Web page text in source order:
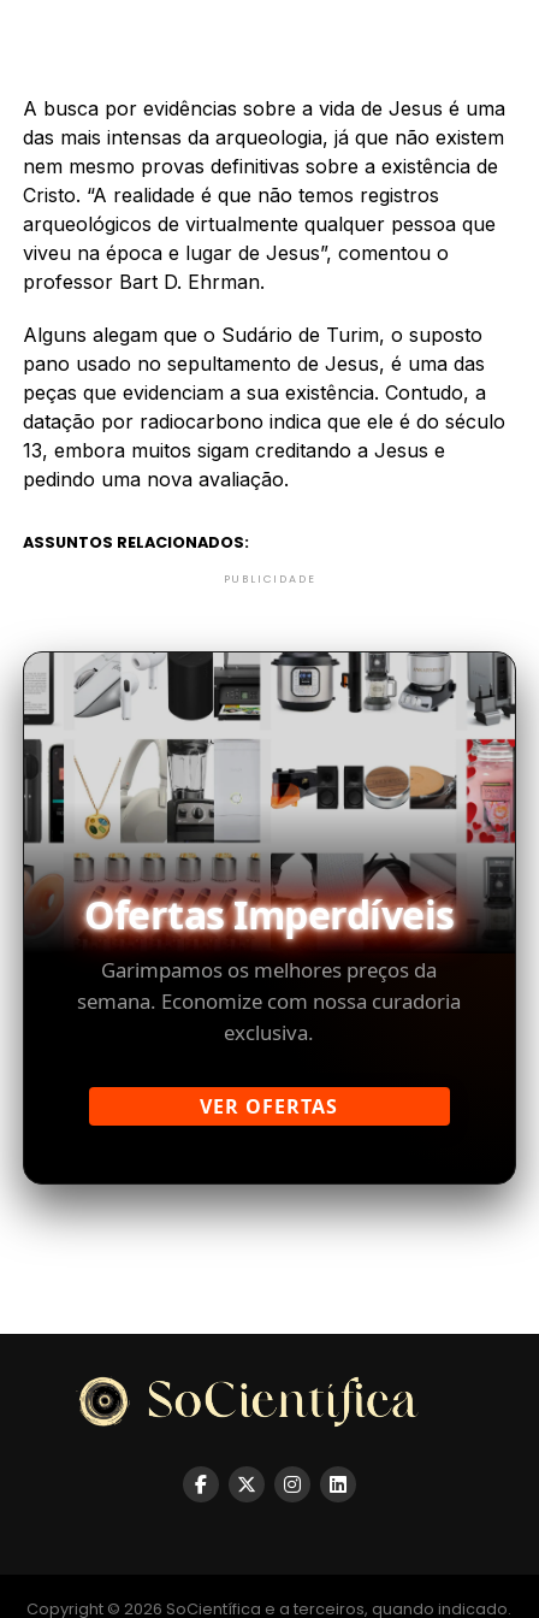
A busca por evidências sobre a vida de Jesus é uma
das mais intensas da arqueologia, já que não existem
nem mesmo provas definitivas sobre a existência de
Cristo. “A realidade é que não temos registros
arqueológicos de virtualmente qualquer pessoa que
viveu na época e lugar de Jesus”, comentou o
professor Bart D. Ehrman.
Alguns alegam que o Sudário de Turim, o suposto
pano usado no sepultamento de Jesus, é uma das
peças que evidenciam a sua existência. Contudo, a
datação por radiocarbono indica que ele é do século
13, embora muitos sigam creditando a Jesus e
pedindo uma nova avaliação.
ASSUNTOS RELACIONADOS:
PUBLICIDADE
Ofertas Imperdíveis
Garimpamos os melhores preços da
semana. Economize com nossa curadoria
exclusiva.
VER OFERTAS
Copyright © 2026 SoCientífica e a terceiros, quando indicado.